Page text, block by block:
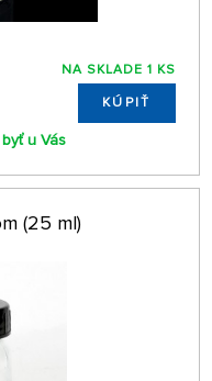
NA SKLADE 1 KS
KÚPIŤ
u Vás
(25 ml)